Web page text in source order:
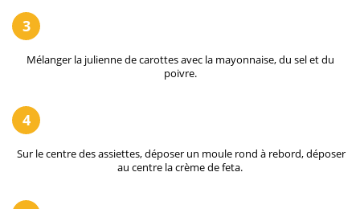
3
Mélanger la julienne de carottes avec la mayonnaise, du sel et du
poivre.
4
Sur le centre des assiettes, déposer un moule rond à rebord, déposer
au centre la crème de feta.